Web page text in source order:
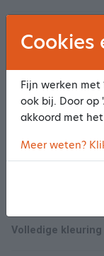
Curly Cut +
Kleuren
Cookies
Fijn werken met
ook bij. Door op
akkoord met
Meer weten?